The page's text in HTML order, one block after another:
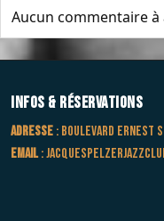
Aucun commentaire à
Infos & Réservations
Adresse : Boulevard Ernest
Email: